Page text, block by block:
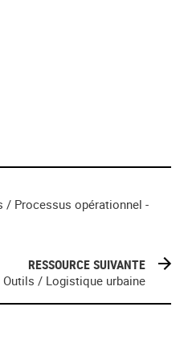
/ Processus opérationnel -
RESSOURCE SUIVANTE
/ Logistique urbaine